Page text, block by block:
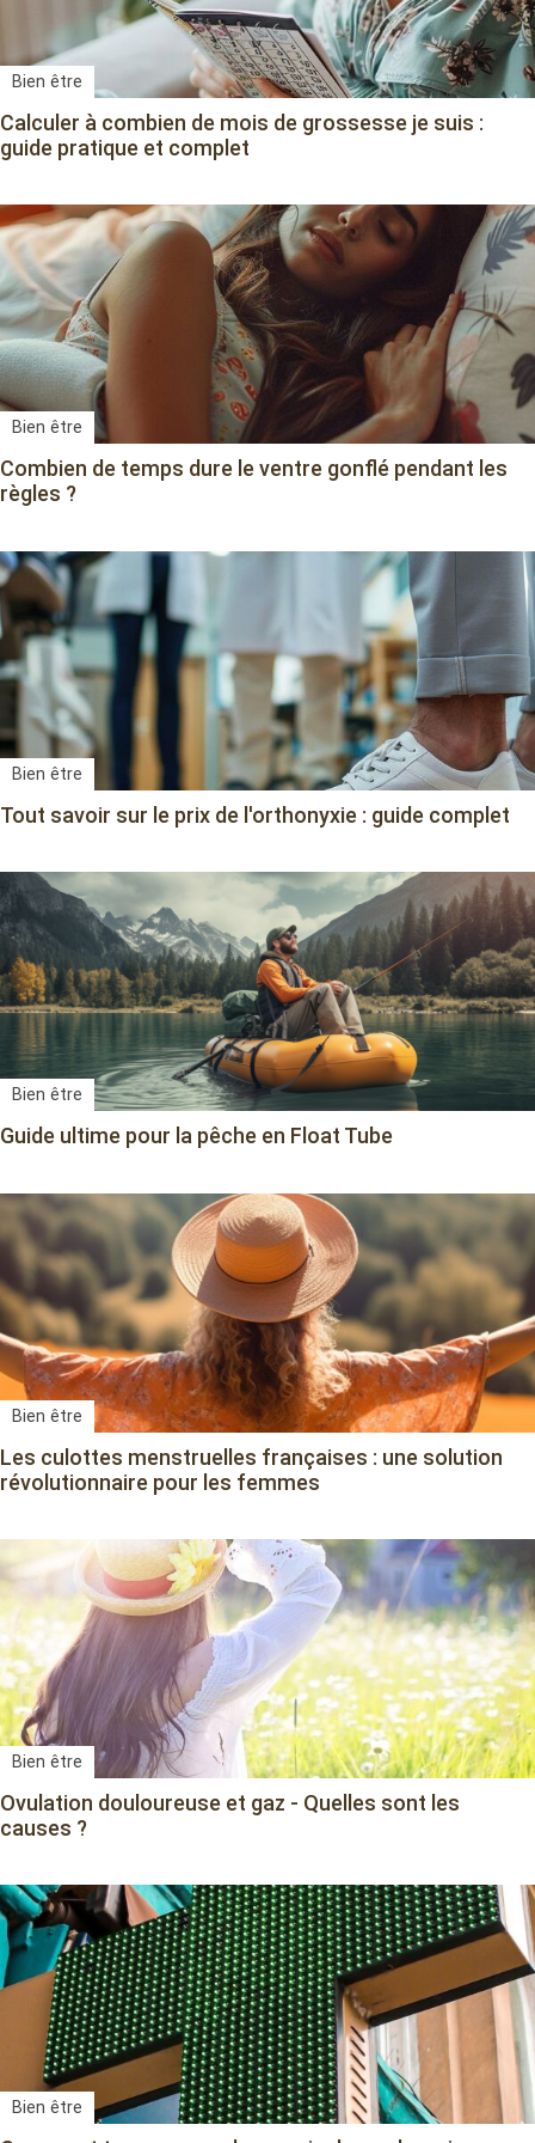
Bien être
Calculer à combien de mois de grossesse je suis :
guide pratique et complet
Bien être
Combien de temps dure le ventre gonflé pendant les
règles ?
Bien être
Tout savoir sur le prix de l'orthonyxie : guide complet
Bien être
Guide ultime pour la pêche en Float Tube
Bien être
Les culottes menstruelles françaises : une solution
révolutionnaire pour les femmes
Bien être
Ovulation douloureuse et gaz - Quelles sont les
causes ?
Bien être